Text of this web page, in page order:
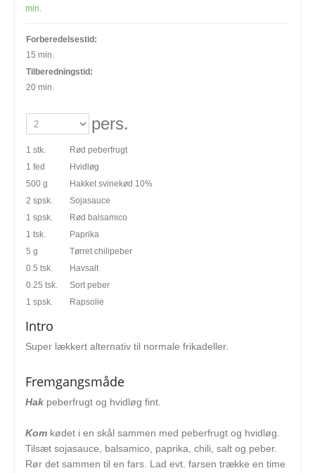
min.
Forberedelsestid:
15 min.
Tilberedningstid:
20 min.
pers.
1 stk.
Rød peberfrugt
1 fed
Hvidløg
500 g
Hakket svinekød 10%
2 spsk.
Sojasauce
1 spsk.
Rød balsamico
1 tsk.
Paprika
5 g
Tørret chilipeber
0.5 tsk.
Havsalt
0.25 tsk.
Sort peber
1 spsk.
Rapsolie
Intro
Super lækkert alternativ til normale frikadeller.
Fremgangsmåde
Hak peberfrugt og hvidløg fint.
Kom kødet i en skål sammen med peberfrugt og hvidløg.
Tilsæt sojasauce, balsamico, paprika, chili, salt og peber.
Rør det sammen til en fars. Lad evt. farsen trække en time